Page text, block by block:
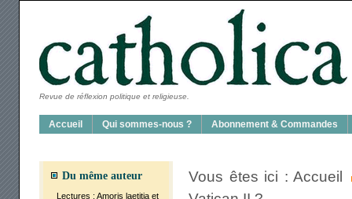
Revue de réflexion politique et religieuse.
Accueil Qui sommes-nous ? Abon­ne­ment & Com­mandes
Du même auteur
Lec­tures : Amo­ris lae­ti­tia et
Vous êtes ici : Accueil